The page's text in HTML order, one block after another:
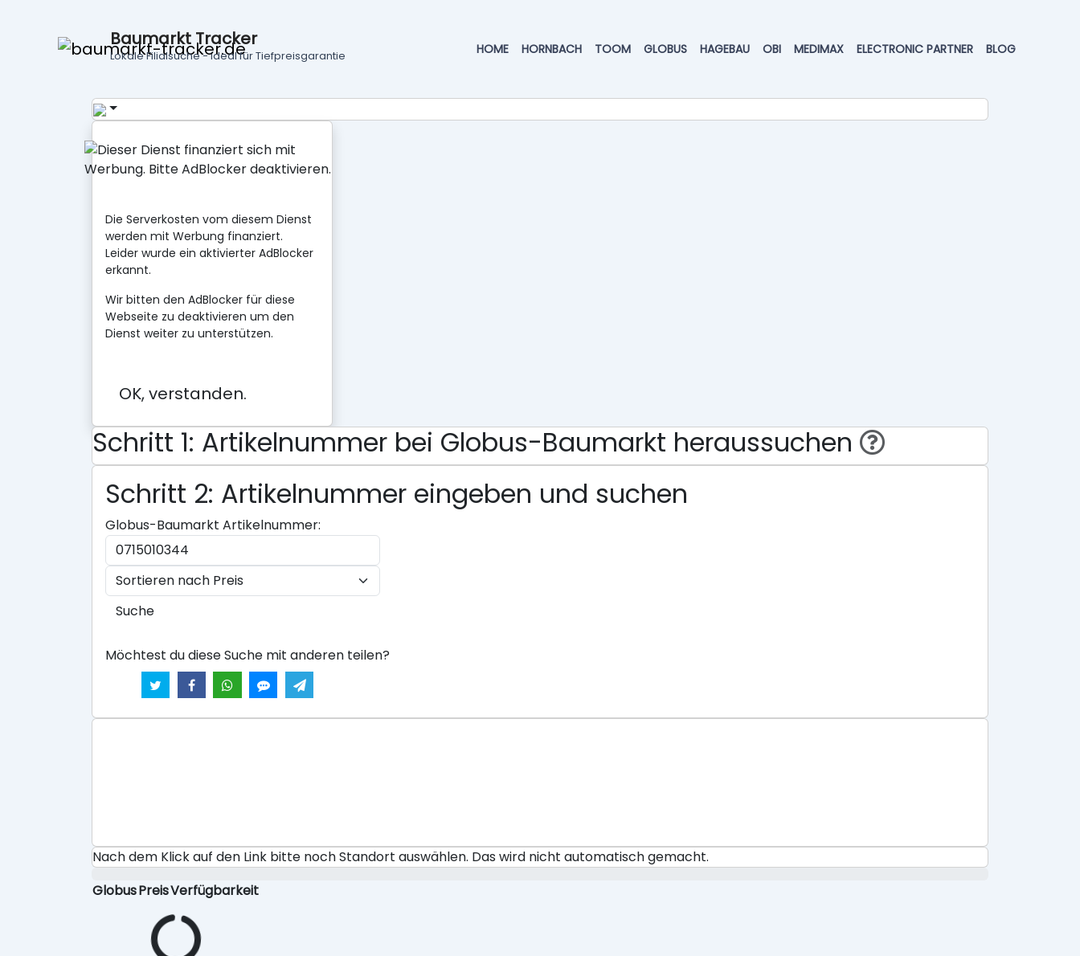
Baumarkt Tracker
Lokale Filialsuche - ideal für Tiefpreisgarantie HOME HORNBACH TOOM GLOBUS HAGEBAU OBI MEDIMAX ELECTRONIC PARTNER BLOG
Die Serverkosten vom diesem Dienst
werden mit Werbung finanziert.
Leider wurde ein aktivierter AdBlocker
erkannt.
Wir bitten den AdBlocker für diese
Webseite zu deaktivieren um den
Dienst weiter zu unterstützen.
OK, verstanden.
Schritt 1: Artikelnummer bei Globus-Baumarkt heraussuchen
Schritt 2: Artikelnummer eingeben und suchen
Globus-Baumarkt Artikelnummer:
Suche
Möchtest du diese Suche mit anderen teilen?
Nach dem Klick auf den Link bitte noch Standort auswählen. Das wird nicht automatisch gemacht.
GlobusPreisVerfügbarkeit